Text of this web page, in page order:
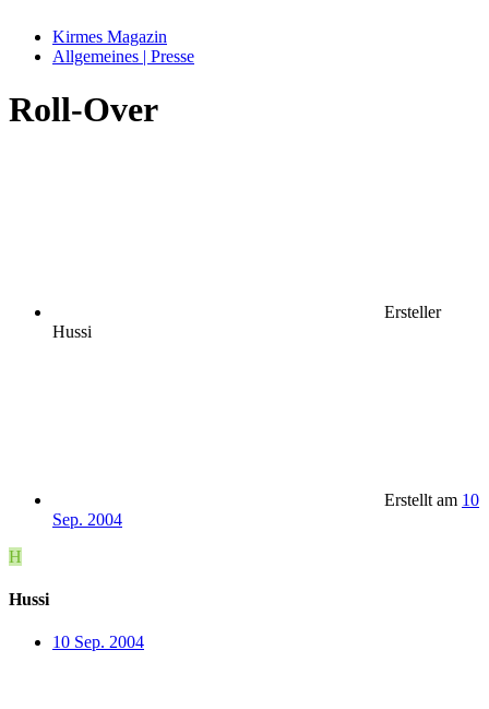
Kirmes Magazin
Allgemeines | Presse
Roll-Over
Ersteller
Hussi
Erstellt am 10
Sep. 2004
H
Hussi
10 Sep. 2004